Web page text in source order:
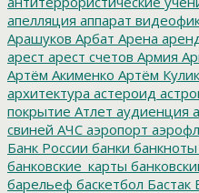
апелляция аппарат
Арашуков Арбат Арена
арест арест счетов Армия
Артём Акименко Артём
архитектура астероид
покрытие Атлет аудиенция
свиней АЧС аэропорт
Банк России банки банкноты
банковские_карты
барельеф баскетбол Бастак